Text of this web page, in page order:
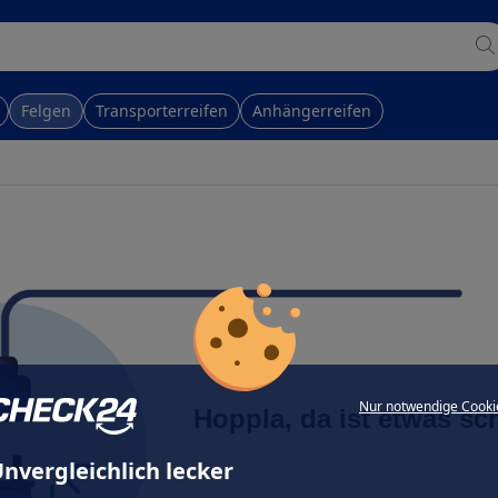
Nur notwendige
lecker
Felgen Transporterreifen Anhängerreifen
Hoppla, da ist etwas